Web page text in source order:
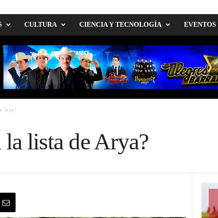
CULTURA CIENCIA Y TECNOLOGÍA EVENTOS
Arya?
la lista de Arya?